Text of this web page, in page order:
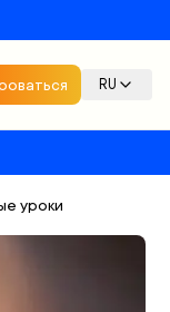
RU
уроки